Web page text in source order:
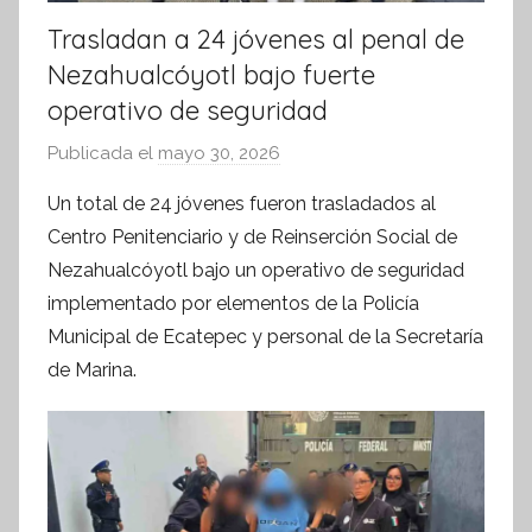
Trasladan a 24 jóvenes al penal de
Nezahualcóyotl bajo fuerte
operativo de seguridad
Publicada el mayo 30, 2026
r
S
í
n
t
i
s
I
n
Un total de 24 jóvenes fueron trasladados al
Centro Penitenciario y de Reinserción Social de
Nezahualcóyotl bajo un operativo de seguridad
implementado por elementos de la Policía
Municipal de Ecatepec y personal de la Secretaría
de Marina.